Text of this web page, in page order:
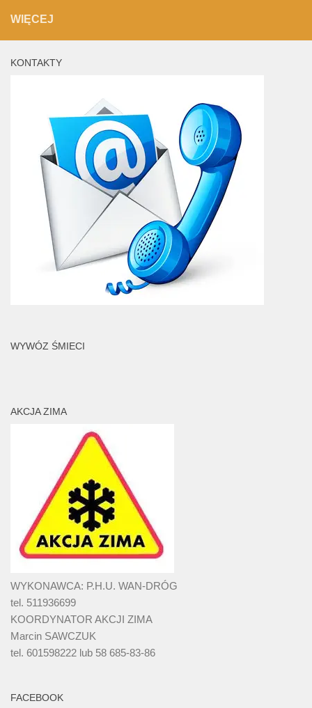
WIĘCEJ
KONTAKTY
WYWÓZ ŚMIECI
AKCJA ZIMA
WYKONAWCA: P.H.U. WAN-DRÓG
tel. 511936699
KOORDYNATOR AKCJI ZIMA
Marcin SAWCZUK
tel. 601598222 lub 58 685-83-86
FACEBOOK